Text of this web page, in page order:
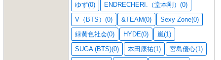
ゆず(0)
ENDRECHERI.（堂本剛）(0)
V（BTS）(0)
&TEAM(0)
Sexy Zone(0)
緑黄色社会(0)
HYDE(0)
嵐(1)
SUGA (BTS)(0)
本田康祐(1)
宮島優心(1)